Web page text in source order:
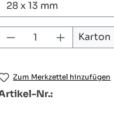
Produkt Karton
Zum Merkzettel hinzufügen
Nr.: